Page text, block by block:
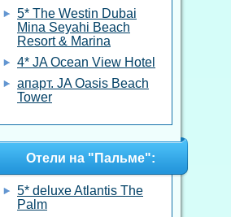
5* The Westin Dubai
Mina Seyahi Beach
Resort & Marina
4* JA Ocean View Hotel
апарт. JA Oasis Beach
Tower
Отели на "Пальме":
5* deluxe Atlantis The
Palm